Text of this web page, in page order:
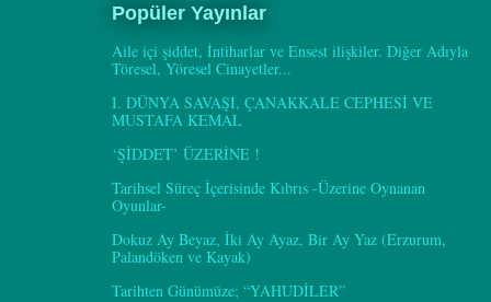
Popüler Yayınlar
Aile içi şiddet, İntiharlar ve Ensest ilişkiler. Diğer Adıyla
Töresel, Yöresel Cinayetler...
I. DÜNYA SAVAŞI, ÇANAKKALE CEPHESİ VE
MUSTAFA KEMAL
‘ŞİDDET’ ÜZERİNE !
Tarihsel Süreç İçerisinde Kıbrıs -Üzerine Oynanan
Oyunlar-
Dokuz Ay Beyaz, İki Ay Ayaz, Bir Ay Yaz (Erzurum,
Palandöken ve Kayak)
Tarihten Günümüze; “YAHUDİLER”